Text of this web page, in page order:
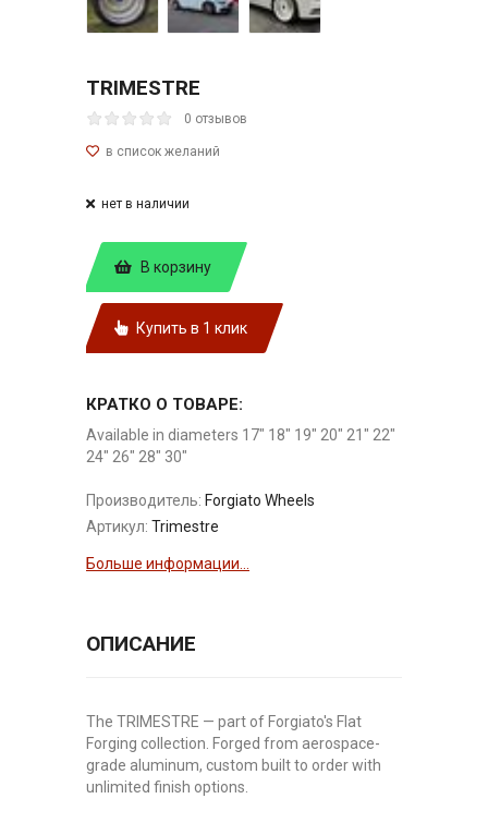
TRIMESTRE
0 отзывов
нет в наличии
В корзину
Купить в 1 клик
КРАТКО О ТОВАРЕ:
Available in diameters 17" 18" 19" 20" 21" 22"
24" 26" 28" 30"
Производитель: Forgiato Wheels
Артикул: Trimestre
Больше информации...
ОПИСАНИЕ
The TRIMESTRE — part of Forgiato's Flat
Forging collection. Forged from aerospace-
grade aluminum, custom built to order with
unlimited finish options.